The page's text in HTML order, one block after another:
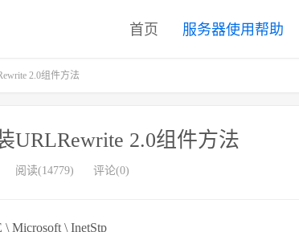
首页 服务器使用帮助
2.0组件方法
URLRewrite 2.0组件方法
阅读(14779) 评论(0)
Microsoft \ InetStp